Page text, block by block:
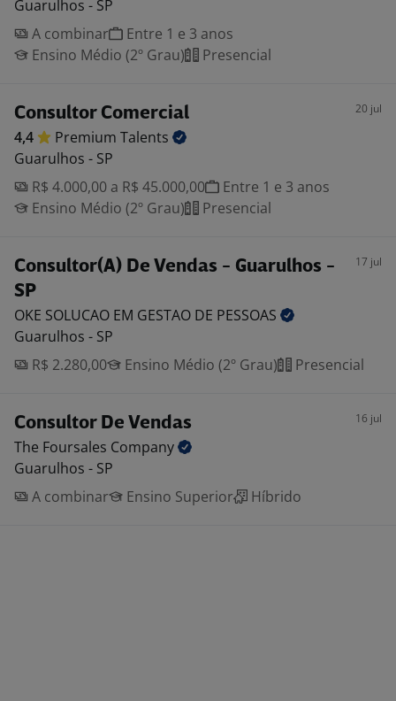
Guarulhos - SP
A combinar
Entre 1 e 3 anos
Ensino Médio (2º Grau)
Presencial
Consultor Comercial 20 jul
4,4 Premium Talents
Guarulhos - SP
R$ 4.000,00 a R$ 45.000,00
Entre 1 e 3 anos
Ensino Médio (2º Grau)
Presencial
Consultor(A) De Vendas - Guarulhos -
SP
17 jul
OKE SOLUCAO EM GESTAO DE PESSOAS
Guarulhos - SP
R$ 2.280,00
Ensino Médio (2º Grau) Presencial
Consultor De Vendas 16 jul
The Foursales Company
Guarulhos - SP
A combinar
Ensino Superior Híbrido